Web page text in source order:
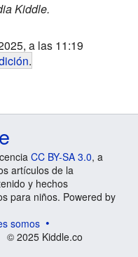
Kiddle.
a las 11:19
.
CC BY-SA 3.0, a
artículos de la
y hechos
para niños. Powered by
somos
© 2025 Kiddle.co